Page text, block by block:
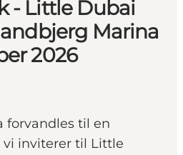
ferie
- Little Dubai
Marina
2026
forvandles til en
vi inviterer til Little